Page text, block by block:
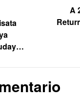
A